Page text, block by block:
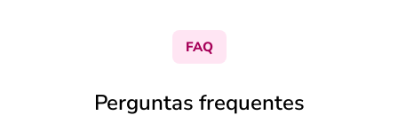
FAQ
Perguntas frequentes